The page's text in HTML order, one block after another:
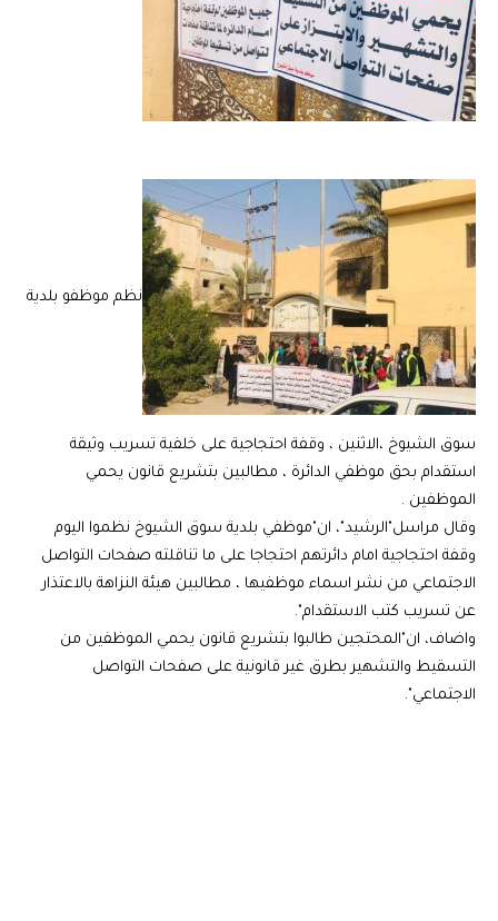
نظم موظفو بلدية
سوق الشيوخ ،الاثنين ، وقفة احتجاجية على خلفية تسريب وثيقة
استقدام بحق موظفي الدائرة ، مطالبين بتشريع قانون يحمي
الموظفين .
وقال مراسل"الرشيد"، ان"موظفي بلدية سوق الشيوخ نظموا اليوم
وقفة احتجاجية امام دائرتهم احتجاجا على ما تناقلته صفحات التواصل
الاجتماعي من نشر اسماء موظفيها ، مطالبين هيئة النزاهة بالاعتذار
عن تسريب كتب الاستقدام".
واضاف، ان"المحتجين طالبوا بتشريع قانون يحمي الموظفين من
التسقيط والتشهير بطرق غير قانونية على صفحات التواصل
الاجتماعي".